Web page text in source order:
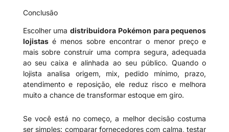
Conclusão
Escolher umadistribuidora Pokémon para pequenos
lojistasé menos sobre encontrar o menor preço e
mais sobre construir uma compra segura, adequada
ao seu caixa e alinhada ao seu público. Quando o
lojista analisa origem, mix, pedido mínimo, prazo,
atendimento e reposição, ele reduz risco e melhora
muito a chance de transformar estoque em giro.
Se você está no começo, a melhor decisão costuma
ser simples: comparar fornecedores com calma, testar